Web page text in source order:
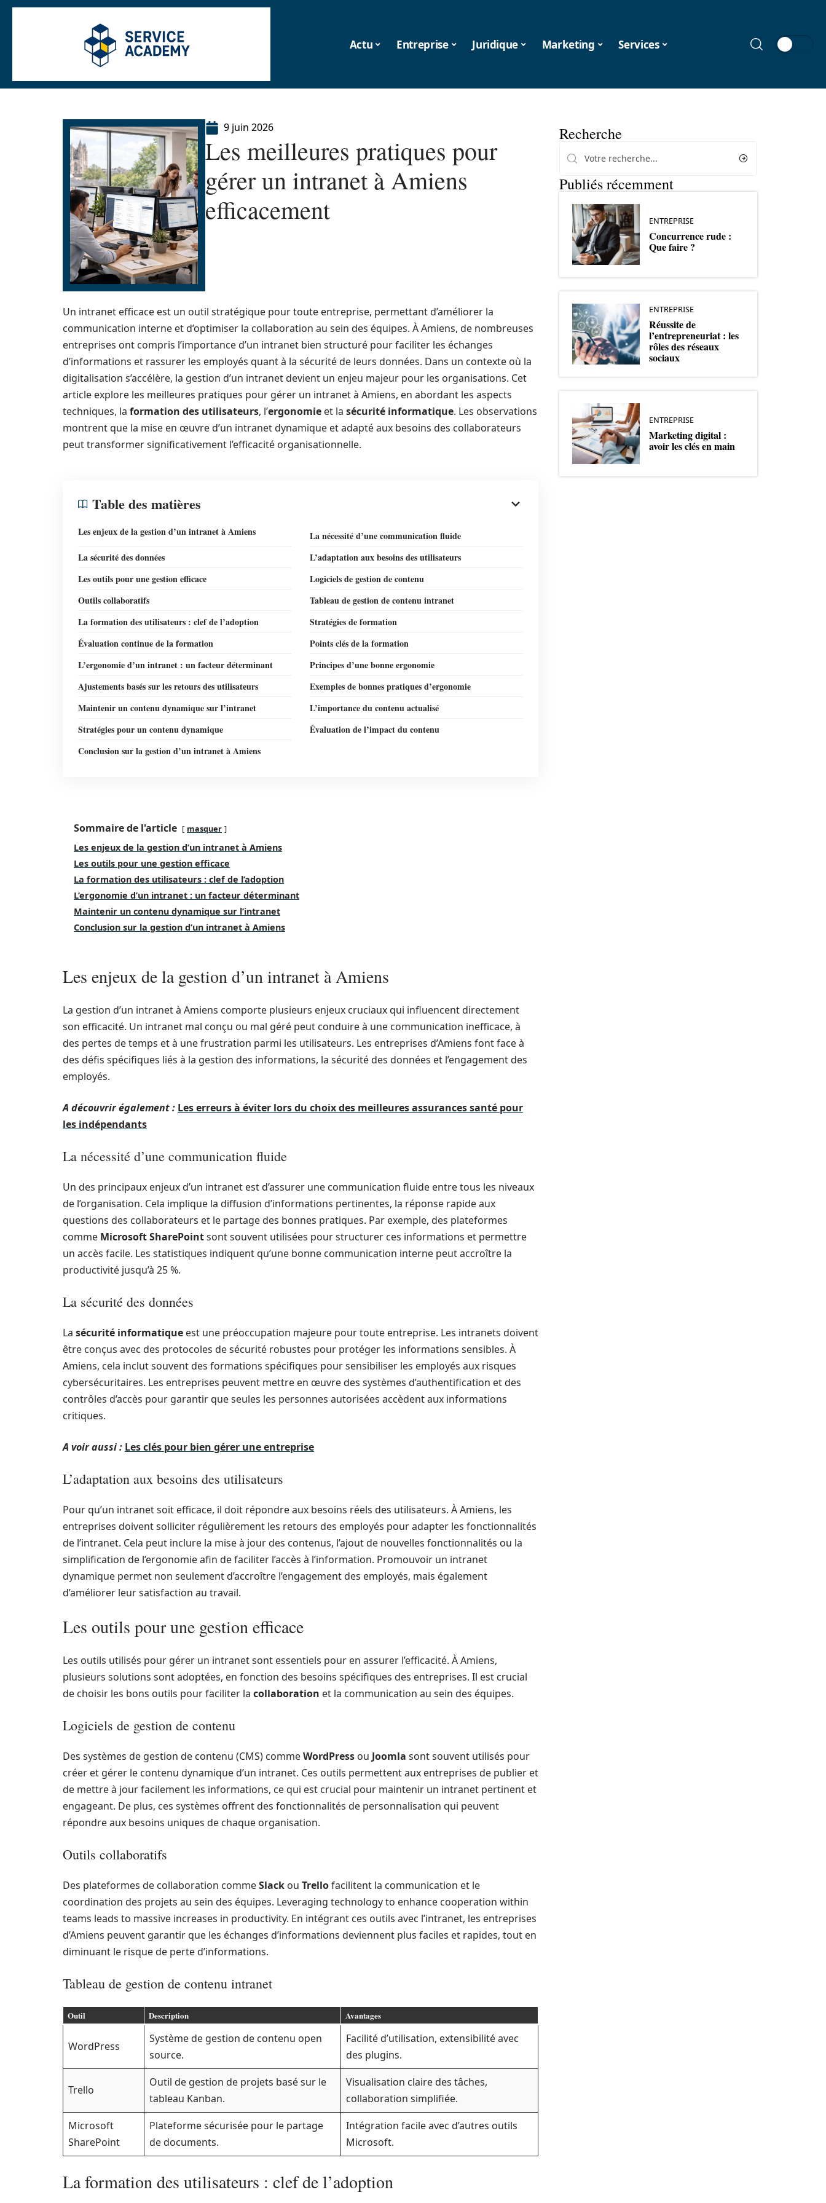
Actu Entreprise Juridique Marketing Services
9 juin 2026
Les meilleures pratiques pour
gérer un intranet à Amiens
efficacement
Un intranet efficace est un outil stratégique pour toute entreprise, permettant d’améliorer la
communication interne et d’optimiser la collaboration au sein des équipes. À Amiens, de nombreuses
entreprises ont compris l’importance d’un intranet bien structuré pour faciliter les échanges
d’informations et rassurer les employés quant à la sécurité de leurs données. Dans un contexte où la
digitalisation s’accélère, la gestion d’un intranet devient un enjeu majeur pour les organisations. Cet
article explore les meilleures pratiques pour gérer un intranet à Amiens, en abordant les aspects
techniques, la formation des utilisateurs, l’ergonomie et la sécurité informatique. Les observations
montrent que la mise en œuvre d’un intranet dynamique et adapté aux besoins des collaborateurs
peut transformer significativement l’efficacité organisationnelle.
Table des matières
Les enjeux de la gestion d’un intranet à Amiens
La nécessité d’une communication fluide
La sécurité des données
L’adaptation aux besoins des utilisateurs
Les outils pour une gestion efficace
Logiciels de gestion de contenu
Outils collaboratifs
Tableau de gestion de contenu intranet
La formation des utilisateurs : clef de l’adoption
Stratégies de formation
Évaluation continue de la formation
Points clés de la formation
L’ergonomie d’un intranet : un facteur déterminant
Principes d’une bonne ergonomie
Ajustements basés sur les retours des utilisateurs
Exemples de bonnes pratiques d’ergonomie
Maintenir un contenu dynamique sur l’intranet
L’importance du contenu actualisé
Stratégies pour un contenu dynamique
Évaluation de l’impact du contenu
Conclusion sur la gestion d’un intranet à Amiens
Sommaire de l'article masquer
Les enjeux de la gestion d’un intranet à Amiens
Les outils pour une gestion efficace
La formation des utilisateurs : clef de l’adoption
L’ergonomie d’un intranet : un facteur déterminant
Maintenir un contenu dynamique sur l’intranet
Conclusion sur la gestion d’un intranet à Amiens
Les enjeux de la gestion d’un intranet à Amiens
La gestion d’un intranet à Amiens comporte plusieurs enjeux cruciaux qui influencent directement
son efficacité. Un intranet mal conçu ou mal géré peut conduire à une communication inefficace, à
des pertes de temps et à une frustration parmi les utilisateurs. Les entreprises d’Amiens font face à
des défis spécifiques liés à la gestion des informations, la sécurité des données et l’engagement des
employés.
A découvrir également : Les erreurs à éviter lors du choix des meilleures assurances santé pour
les indépendants
La nécessité d’une communication fluide
Un des principaux enjeux d’un intranet est d’assurer une communication fluide entre tous les niveaux
de l’organisation. Cela implique la diffusion d’informations pertinentes, la réponse rapide aux
questions des collaborateurs et le partage des bonnes pratiques. Par exemple, des plateformes
comme Microsoft SharePointsont souvent utilisées pour structurer ces informations et permettre
un accès facile. Les statistiques indiquent qu’une bonne communication interne peut accroître la
productivité jusqu’à 25 %.
La sécurité des données
La sécurité informatique est une préoccupation majeure pour toute entreprise. Les intranets doivent
être conçus avec des protocoles de sécurité robustes pour protéger les informations sensibles. À
Amiens, cela inclut souvent des formations spécifiques pour sensibiliser les employés aux risques
cybersécuritaires. Les entreprises peuvent mettre en œuvre des systèmes d’authentification et des
contrôles d’accès pour garantir que seules les personnes autorisées accèdent aux informations
critiques.
A voir aussi : Les clés pour bien gérer une entreprise
L’adaptation aux besoins des utilisateurs
Pour qu’un intranet soit efficace, il doit répondre aux besoins réels des utilisateurs. À Amiens, les
entreprises doivent solliciter régulièrement les retours des employés pour adapter les fonctionnalités
de l’intranet. Cela peut inclure la mise à jour des contenus, l’ajout de nouvelles fonctionnalités ou la
simplification de l’ergonomie afin de faciliter l’accès à l’information. Promouvoir un intranet
dynamique permet non seulement d’accroître l’engagement des employés, mais également
d’améliorer leur satisfaction au travail.
Les outils pour une gestion efficace
Les outils utilisés pour gérer un intranet sont essentiels pour en assurer l’efficacité. À Amiens,
plusieurs solutions sont adoptées, en fonction des besoins spécifiques des entreprises. Il est crucial
de choisir les bons outils pour faciliter la collaboration et la communication au sein des équipes.
Logiciels de gestion de contenu
Des systèmes de gestion de contenu (CMS) commeWordPress ou Joomla sont souvent utilisés pour
créer et gérer le contenu dynamique d’un intranet. Ces outils permettent aux entreprises de publier et
de mettre à jour facilement les informations, ce qui est crucial pour maintenir un intranet pertinent et
engageant. De plus, ces systèmes offrent des fonctionnalités de personnalisation qui peuvent
répondre aux besoins uniques de chaque organisation.
Outils collaboratifs
Des plateformes de collaboration commeSlack ou Trellofacilitent la communication et le
coordination des projets au sein des équipes. Leveraging technology to enhance cooperation within
teams leads to massive increases in productivity. En intégrant ces outils avec l’intranet, les entreprises
d’Amiens peuvent garantir que les échanges d’informations deviennent plus faciles et rapides, tout en
diminuant le risque de perte d’informations.
Tableau de gestion de contenu intranet
Outil Description Avantages
WordPress
Système de gestion de contenu open
source.
Facilité d’utilisation, extensibilité avec
des plugins.
Trello
Outil de gestion de projets basé sur le
tableau Kanban.
Visualisation claire des tâches,
collaboration simplifiée.
Microsoft
SharePoint
Plateforme sécurisée pour le partage
de documents.
Intégration facile avec d’autres outils
Microsoft.
La formation des utilisateurs : clef de l’adoption
Recherche
Publiés récemment
ENTREPRISE
Concurrence rude :
Que faire ?
ENTREPRISE
Réussite de
l’entrepreneuriat : les
rôles des réseaux
sociaux
ENTREPRISE
Marketing digital :
avoir les clés en main